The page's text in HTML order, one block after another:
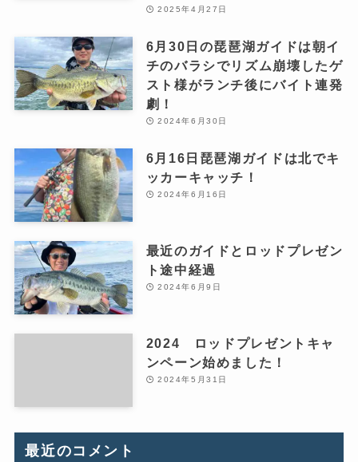
2025年4月27日
6月30日の琵琶湖ガイドは朝イ
チのバラシでリズム崩壊したゲ
スト様がランチ後にバイト連発
劇！
2024年6月30日
6月16日琵琶湖ガイドは北でキ
ッカーキャッチ！
2024年6月16日
最近のガイドとロッドプレゼン
ト途中経過
2024年6月9日
2024 ロッドプレゼントキャ
ンペーン始めました！
2024年5月31日
最近のコメント